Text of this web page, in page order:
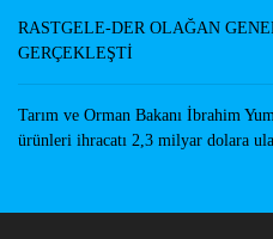
RASTGELE-DER OLAĞAN
GERÇEKLEŞTİ
Tarım ve Orman Bakanı İbrahim
ürünleri ihracatı 2,3 milyar dolara